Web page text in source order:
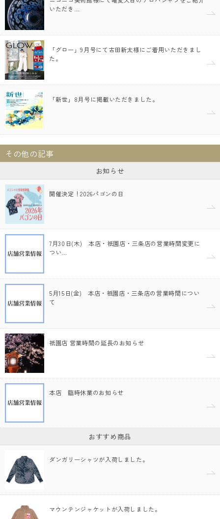
いただき…
「グロー」9月号にて古田新太様にご着用いただきまし
た。
「新世」8月号に掲載いただきました。
その他の記事
お知らせ
開催決定！2026パゴンの日
7月30日(木) 本店・祇園店・三条店の営業時間変更に
つい…
5月15日(金) 本店・祇園店・三条店の営業時間につい
て
祇園店 営業時間の延長のお知らせ
本店 臨時休業のお知らせ
おすすめ商品
ダンガリーシャツが入荷しました。
マウンテンジャケットが入荷しました。